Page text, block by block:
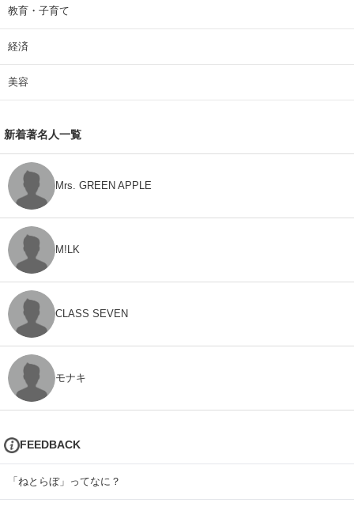
教育・子育て
経済
美容
新着著名人一覧
Mrs. GREEN APPLE
M!LK
CLASS SEVEN
モナキ
FEEDBACK
「ねとらぼ」ってなに？